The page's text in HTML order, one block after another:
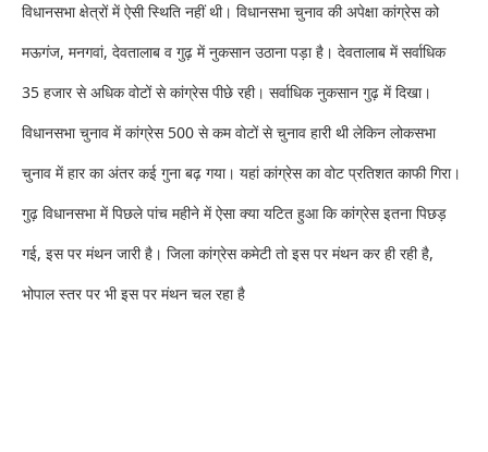
विधानसभा क्षेत्रों में ऐसी स्थिति नहीं थी। विधानसभा चुनाव की अपेक्षा कांग्रेस को
मऊगंज, मनगवां, देवतालाब व गुढ़ में नुकसान उठाना पड़ा है। देवतालाब में सर्वाधिक
35 हजार से अधिक वोटों से कांग्रेस पीछे रही। सर्वाधिक नुकसान गुढ़ में दिखा।
विधानसभा चुनाव में कांग्रेस 500 से कम वोटों से चुनाव हारी थी लेकिन लोकसभा
चुनाव में हार का अंतर कई गुना बढ़ गया। यहां कांग्रेस का वोट प्रतिशत काफी गिरा।
गुढ़ विधानसभा में पिछले पांच महीने में ऐसा क्या यटित हुआ कि कांग्रेस इतना पिछड़
गई, इस पर मंथन जारी है। जिला कांग्रेस कमेटी तो इस पर मंथन कर ही रही है,
भोपाल स्तर पर भी इस पर मंथन चल रहा है